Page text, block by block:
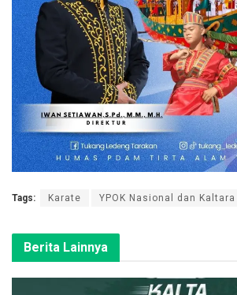
Tags: Karate YPOK Nasional dan Kaltara
Berita Lainnya